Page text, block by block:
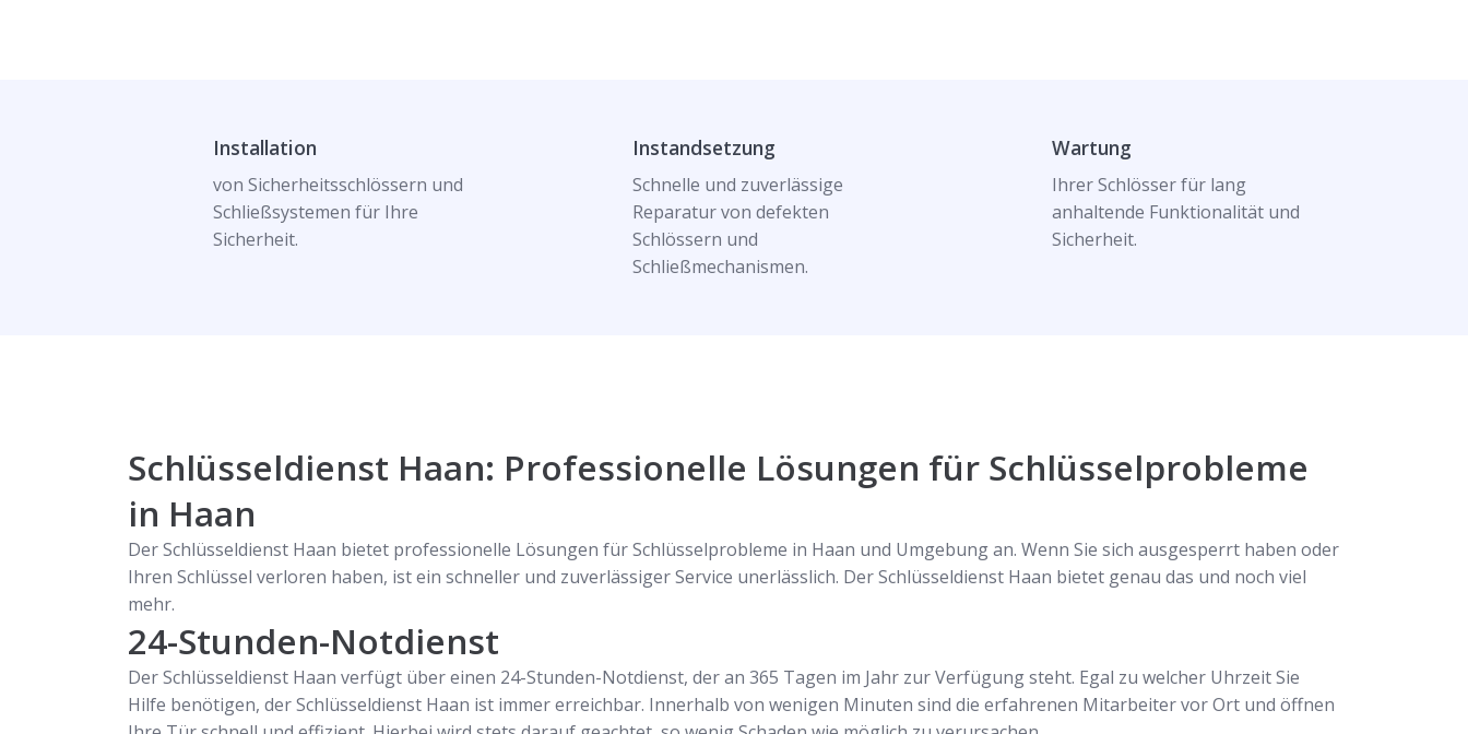
Installation
von Sicherheitsschlössern und
Schließsystemen für Ihre
Sicherheit.
Instandsetzung
Schnelle und zuverlässige
Reparatur von defekten
Schlössern und
Schließmechanismen.
Wartung
Ihrer Schlösser für lang
anhaltende Funktionalität und
Sicherheit.
Schlüsseldienst Haan: Professionelle Lösungen für Schlüsselprobleme
in Haan
Der Schlüsseldienst Haan bietet professionelle Lösungen für Schlüsselprobleme in Haan und Umgebung an. Wenn Sie sich ausgesperrt haben oder
Ihren Schlüssel verloren haben, ist ein schneller und zuverlässiger Service unerlässlich. Der Schlüsseldienst Haan bietet genau das und noch viel
mehr.
24-Stunden-Notdienst
Der Schlüsseldienst Haan verfügt über einen 24-Stunden-Notdienst, der an 365 Tagen im Jahr zur Verfügung steht. Egal zu welcher Uhrzeit Sie
Hilfe benötigen, der Schlüsseldienst Haan ist immer erreichbar. Innerhalb von wenigen Minuten sind die erfahrenen Mitarbeiter vor Ort und öffnen